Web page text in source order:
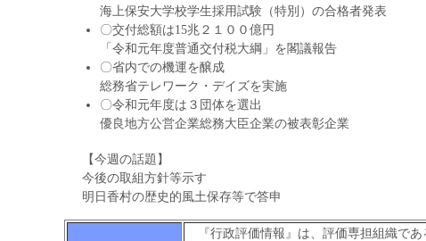
海上保安大学校学生採用試験（特別）の合格者発表
〇交付総額は15兆２１００億円
「令和元年度普通交付税大綱」を閣議報告
〇省内での機運を醸成
総務省テレワーク・デイズを実施
〇令和元年度は３団体を選出
優良地方公営企業総務大臣企業の被表彰企業
【今週の話題】
今後の取組方針等示す
明日香村の歴史的風土保存等で答申
『行政評価情報』は、評価専担組織で